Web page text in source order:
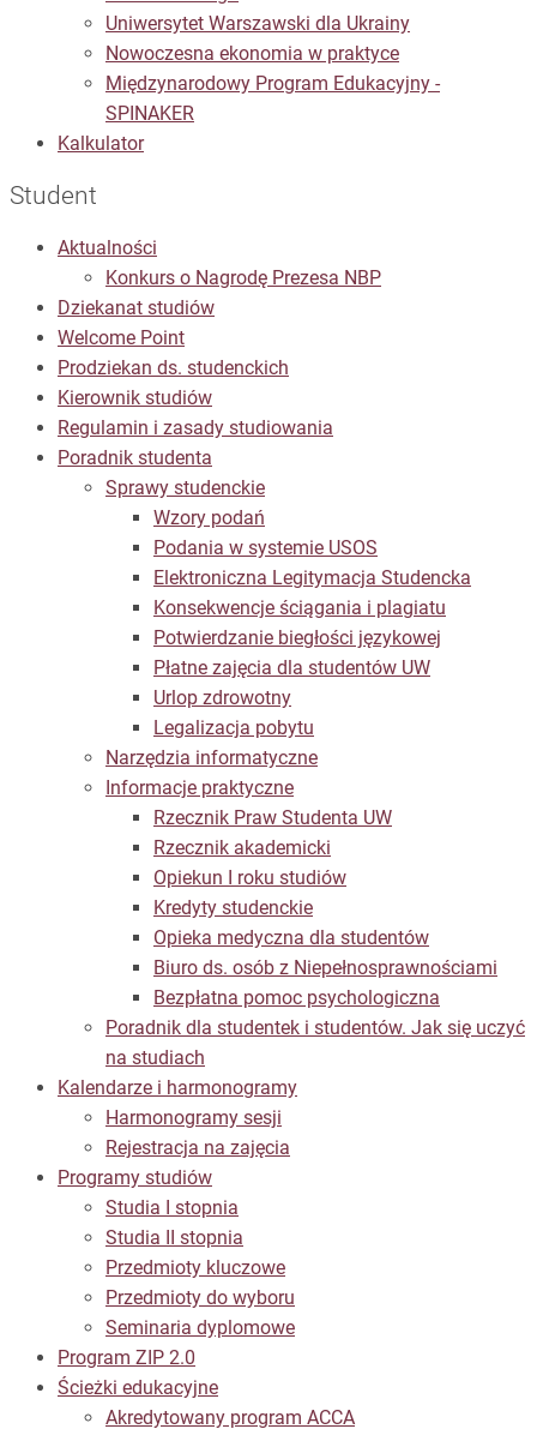
Uniwersytet Warszawski dla Ukrainy
Nowoczesna ekonomia w praktyce
Międzynarodowy Program Edukacyjny -
SPINAKER
Kalkulator
Student
Aktualności
Konkurs o Nagrodę Prezesa NBP
Dziekanat studiów
Welcome Point
Prodziekan ds. studenckich
Kierownik studiów
Regulamin i zasady studiowania
Poradnik studenta
Sprawy studenckie
Wzory podań
Podania w systemie USOS
Elektroniczna Legitymacja Studencka
Konsekwencje ściągania i plagiatu
Potwierdzanie biegłości językowej
Płatne zajęcia dla studentów UW
Urlop zdrowotny
Legalizacja pobytu
Narzędzia informatyczne
Informacje praktyczne
Rzecznik Praw Studenta UW
Rzecznik akademicki
Opiekun I roku studiów
Kredyty studenckie
Opieka medyczna dla studentów
Biuro ds. osób z Niepełnosprawnościami
Bezpłatna pomoc psychologiczna
Poradnik dla studentek i studentów. Jak się uczyć
na studiach
Kalendarze i harmonogramy
Harmonogramy sesji
Rejestracja na zajęcia
Programy studiów
Studia I stopnia
Studia II stopnia
Przedmioty kluczowe
Przedmioty do wyboru
Seminaria dyplomowe
Program ZIP 2.0
Ścieżki edukacyjne
Akredytowany program ACCA